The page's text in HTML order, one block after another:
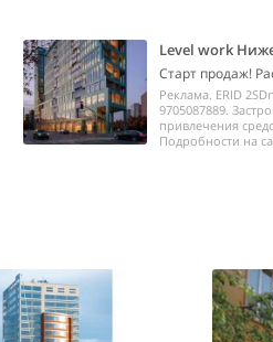
Level work
Старт продаж!
Реклама. ERID
9705087889.
привлечения
Подробности на